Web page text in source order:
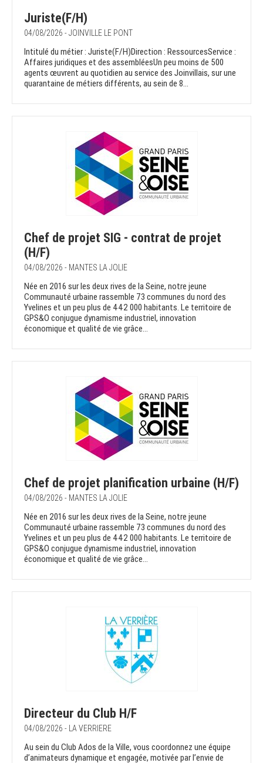
Juriste(F/H)
04/08/2026 - JOINVILLE LE PONT
Intitulé du métier : Juriste(F/H)Direction : RessourcesService :
Affaires juridiques et des assembléesUn peu moins de 500
agents œuvrent au quotidien au service des Joinvillais, sur une
quarantaine de métiers différents, au sein de 8...
Chef de projet SIG - contrat de projet
(H/F)
04/08/2026 - MANTES LA JOLIE
Née en 2016 sur les deux rives de la Seine, notre jeune
Communauté urbaine rassemble 73 communes du nord des
Yvelines et un peu plus de 442 000 habitants. Le territoire de
GPS&O conjugue dynamisme industriel, innovation
économique et qualité de vie grâce...
Chef de projet planification urbaine (H/F)
04/08/2026 - MANTES LA JOLIE
Née en 2016 sur les deux rives de la Seine, notre jeune
Communauté urbaine rassemble 73 communes du nord des
Yvelines et un peu plus de 442 000 habitants. Le territoire de
GPS&O conjugue dynamisme industriel, innovation
économique et qualité de vie grâce...
Directeur du Club H/F
04/08/2026 - LA VERRIERE
Au sein du Club Ados de la Ville, vous coordonnez une équipe
d’animateurs dynamique et engagée, motivée par l’envie de